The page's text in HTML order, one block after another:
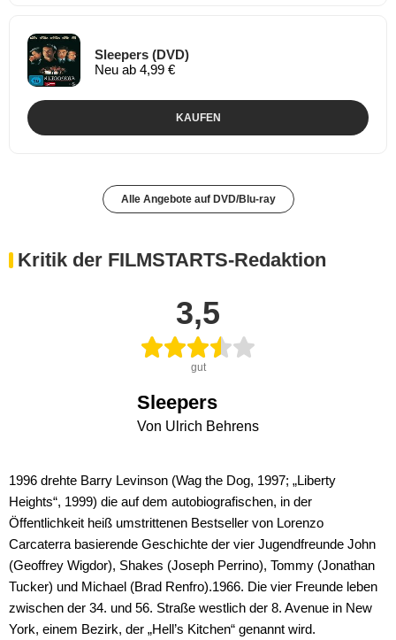
Sleepers (DVD)
Neu ab 4,99 €
KAUFEN
Alle Angebote auf DVD/Blu-ray
Kritik der FILMSTARTS-Redaktion
3,5
gut
Sleepers
Von Ulrich Behrens
1996 drehte Barry Levinson (Wag the Dog, 1997; „Liberty
Heights“, 1999) die auf dem autobiografischen, in der
Öffentlichkeit heiß umstrittenen Bestseller von Lorenzo
Carcaterra basierende Geschichte der vier Jugendfreunde John
(Geoffrey Wigdor), Shakes (Joseph Perrino), Tommy (Jonathan
Tucker) und Michael (Brad Renfro).1966. Die vier Freunde leben
zwischen der 34. und 56. Straße westlich der 8. Avenue in New
York, einem Bezirk, der „Hell’s Kitchen“ genannt wird.